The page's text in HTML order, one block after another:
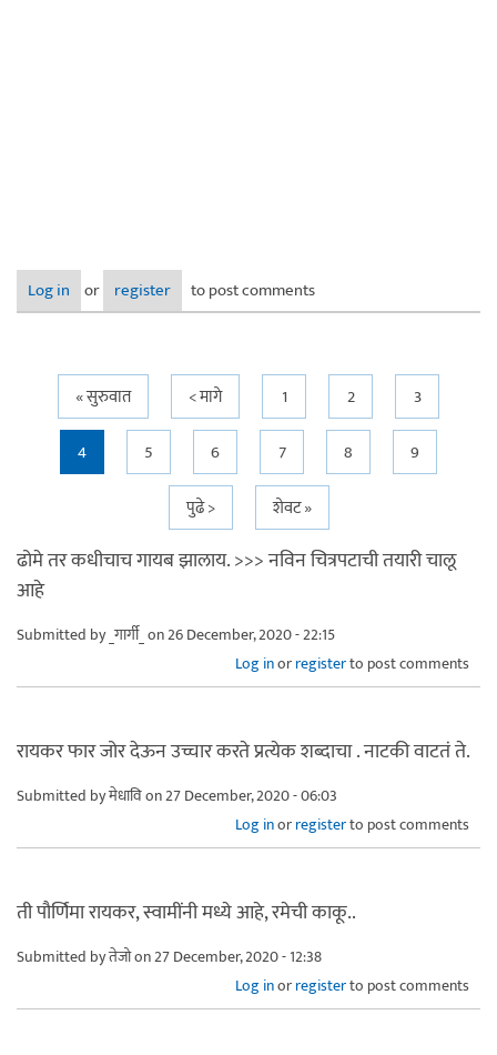
Log in or register to post comments
Pages« सुरुवात < मागे 1 2
3
4
5 6 7 8
9
पुढे >
शेवट »
ढोमे तर कधीचाच गायब झालाय. >>> नविन चित्रपटाची तयारी चालू
आहे
Submitted by _गार्गी_ on 26 December, 2020 - 22:15
Log inorregisterto post comments
रायकर फार जोर देऊन उच्चार करते प्रत्येक शब्दाचा . नाटकी वाटतं ते.
Submitted byमेधाविon 27 December, 2020 - 06:03
Log inorregisterto post comments
ती पौर्णिमा रायकर, स्वामींनी मध्ये आहे, रमेची काकू..
Submitted byतेजोon 27 December, 2020 - 12:38
Log inorregisterto post comments